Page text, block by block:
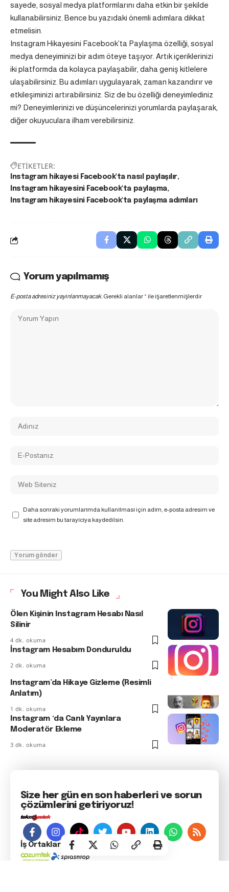
sayede, sosyal medya platformlarını daha etkin bir şekilde
kullanabilirsiniz. Bence bu yazıdaki önemli adımlara dikkat
etmelisin.
Instagram Hikayesini Facebook’ta Paylaşma özelliği, sosyal
medya deneyiminizi bir adım öteye taşıyor. Artık içeriklerinizi
iki platformda da kolayca paylaşabilir, daha geniş kitlelere
ulaşabilirsiniz. Bu adımları uygulayarak, zaman kazandırır ve
etkileşiminizi artırabilirsiniz. Siz de bu özelliği deneyimlediniz
mi? Deneyimlerinizi ve düşüncelerinizi yorumlarda paylaşarak,
diğer okuyuculara ilham verebilirsiniz.
ETİKETLER:
Instagram hikayesi Facebook'ta nasıl paylaşılır
Instagram hikayesini Facebook'ta paylaşma
Instagram hikayesini Facebook'ta paylaşma adımları
Yorum yapılmamış
E-posta adresiniz yayınlanmayacak. Gerekli alanlar*ile işaretlenmişlerdir
Daha sonraki yorumlarımda kullanılması için adım, e-posta adresim ve
site adresim bu tarayıcıya kaydedilsin.
You Might Also Like
Ölen Kişinin Instagram Hesabı Nasıl
Silinir
4 dk. okuma
İnstagram Hesabım Donduruldu
2 dk. okuma
Instagram’da Hikaye Gizleme (Resimli
Anlatım)
1 dk. okuma
Instagram ‘da Canlı Yayınlara
Moderatör Ekleme
3 dk. okuma
Size her gün en son haberleri ve sorun
çözümlerini getiriyoruz!
İş Ortaklarımız